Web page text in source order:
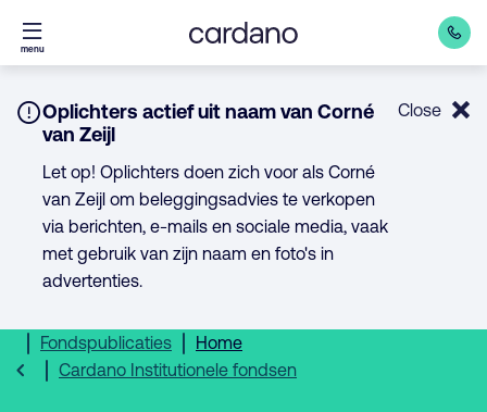
Direct
naar
menu
Notice:
Oplichters actief uit naam van Corné
van Zeijl
Let op! Oplichters doen zich voor als Corné
van Zeijl om beleggingsadvies te verkopen
via berichten, e-mails en sociale media, vaak
met gebruik van zijn naam en foto's in
advertenties.
Close
Home
Fondspublicaties
Cardano Institutionele fondsen